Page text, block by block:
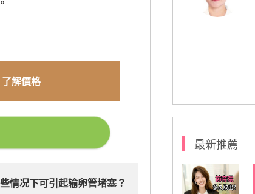
了解價格
情况下可引起输卵管堵塞？
最新推薦